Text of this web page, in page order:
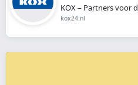
KOX – Partners voor
kox24.nl